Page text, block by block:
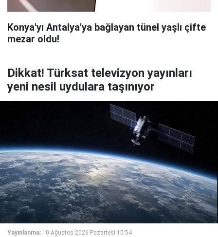
Konya'yı Antalya'ya bağlayan tünel yaşlı çifte
mezar oldu!
Dikkat! Türksat televizyon yayınları
yeni nesil uydulara taşınıyor
Yayınlanma: 10 Ağustos 2026 Pazartesi 10:54